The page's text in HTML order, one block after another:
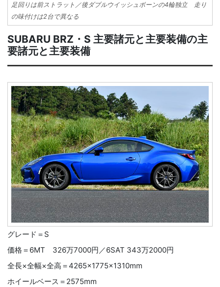
足回りは前ストラット／後ダブルウイッシュボーンの4輪独立 走り
の味付けは2台で異なる
SUBARU BRZ・S 主要諸元と主要装備の主
要諸元と主要装備
グレード＝S
価格＝6MT 326万7000円／6SAT 343万2000円
全長×全幅×全高＝4265×1775×1310mm
ホイールベース＝2575mm